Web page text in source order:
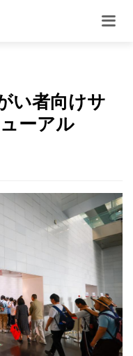
い者向けサ
ーアル